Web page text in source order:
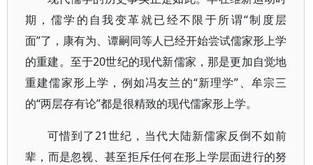
期，儒学的自我变革就已经不限于所谓“制度层
面”了，康有为、谭嗣同等人已经开始尝试儒家形上学
的重建。至于20世纪的现代新儒家，那是更加自觉地
重建儒家形上学，例如冯友兰的“新理学”、牟宗三
的“两层存有论”都是很精致的现代儒家形上学。
可惜到了21世纪，当代大陆新儒家反倒不如前
辈，而是忽视、甚至拒斥任何在形上学层面进行的努